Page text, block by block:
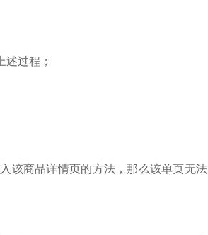
过程；
商品详情页的方法，那么该单页无法